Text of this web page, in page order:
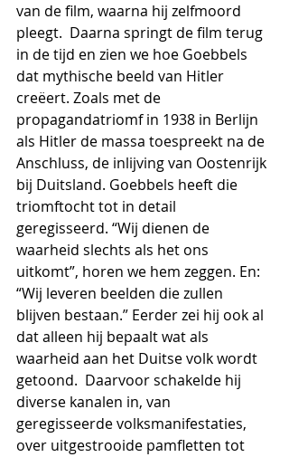
van de film, waarna hij zelfmoord
pleegt.  Daarna springt de film terug
in de tijd en zien we hoe Goebbels
dat mythische beeld van Hitler
creëert. Zoals met de
propagandatriomf in 1938 in Berlijn
als Hitler de massa toespreekt na de
Anschluss, de inlijving van Oostenrijk
bij Duitsland. Goebbels heeft die
triomftocht tot in detail
geregisseerd. “Wij dienen de
waarheid slechts als het ons
uitkomt”, horen we hem zeggen. En:
“Wij leveren beelden die zullen
blijven bestaan.” Eerder zei hij ook al
dat alleen hij bepaalt wat als
waarheid aan het Duitse volk wordt
getoond.  Daarvoor schakelde hij
diverse kanalen in, van
geregisseerde volksmanifestaties,
over uitgestrooide pamfletten tot